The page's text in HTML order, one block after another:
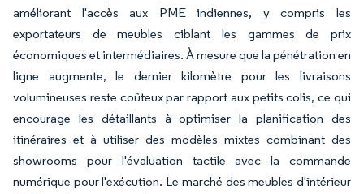
améliorant l'accès aux PME indiennes, y compris les
exportateurs de meubles ciblant les gammes de prix
économiques et intermédiaires. À mesure que la pénétration en
ligne augmente, le dernier kilomètre pour les livraisons
volumineuses reste coûteux par rapport aux petits colis, ce qui
encourage les détaillants à optimiser la planification des
itinéraires et à utiliser des modèles mixtes combinant des
showrooms pour l'évaluation tactile avec la commande
numérique pour l'exécution. Le marché des meubles d'intérieur